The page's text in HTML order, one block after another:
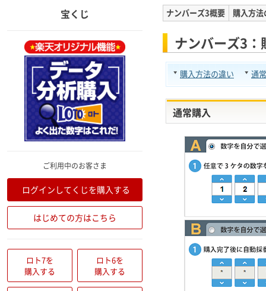
ナンバーズ3概要 購入方
ナンバーズ3：
購入方法の違い 通
通常購入
宝くじ
ご利用中のお客さま
ログインしてくじを購入する
はじめての方はこちら
ロト7を
購入する
ロト6を
購入する